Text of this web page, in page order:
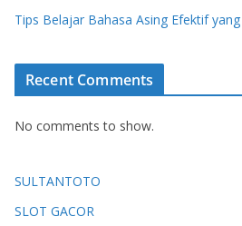
Tips Belajar Bahasa Asing Efektif
Recent Comments
No comments to show.
SULTANTOTO
SLOT GACOR